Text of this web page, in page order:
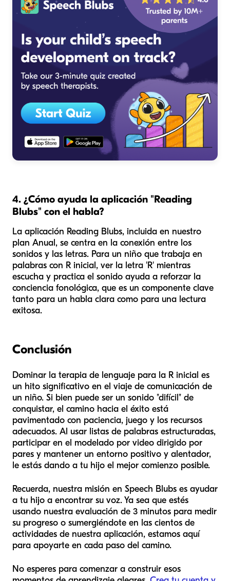
4. ¿Cómo ayuda la aplicación "Reading
Blubs" con el habla?
La aplicación Reading Blubs, incluida en nuestro
plan Anual, se centra en la conexión entre los
sonidos y las letras. Para un niño que trabaja en
palabras con R inicial, ver la letra 'R' mientras
escucha y practica el sonido ayuda a reforzar la
conciencia fonológica, que es un componente clave
tanto para un habla clara como para una lectura
exitosa.
Conclusión
Dominar la terapia de lenguaje para la R inicial es
un hito significativo en el viaje de comunicación de
un niño. Si bien puede ser un sonido "difícil" de
conquistar, el camino hacia el éxito está
pavimentado con paciencia, juego y los recursos
adecuados. Al usar listas de palabras estructuradas,
participar en el modelado por video dirigido por
pares y mantener un entorno positivo y alentador,
le estás dando a tu hijo el mejor comienzo posible.
Recuerda, nuestra misión en Speech Blubs es ayudar
a tu hijo a encontrar su voz. Ya sea que estés
usando nuestra evaluación de 3 minutos para medir
su progreso o sumergiéndote en las cientos de
actividades de nuestra aplicación, estamos aquí
para apoyarte en cada paso del camino.
No esperes para comenzar a construir esos